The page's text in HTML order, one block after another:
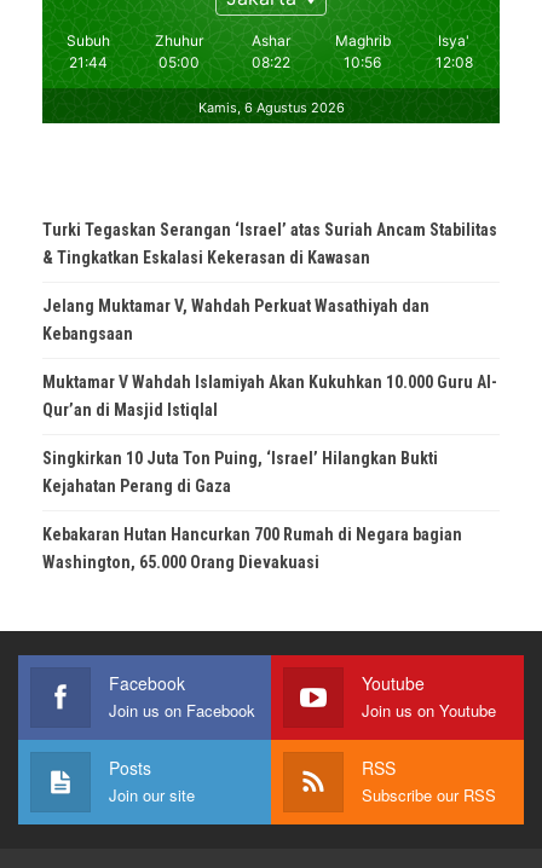
Turki Tegaskan Serangan ‘Israel’ atas Suriah Ancam Stabilitas
& Tingkatkan Eskalasi Kekerasan di Kawasan
Jelang Muktamar V, Wahdah Perkuat Wasathiyah dan
Kebangsaan
Muktamar V Wahdah Islamiyah Akan Kukuhkan 10.000 Guru Al-
Qur’an di Masjid Istiqlal
Singkirkan 10 Juta Ton Puing, ‘Israel’ Hilangkan Bukti
Kejahatan Perang di Gaza
Kebakaran Hutan Hancurkan 700 Rumah di Negara bagian
Washington, 65.000 Orang Dievakuasi
Facebook
Join us on Facebook
Youtube
Join us on Youtube
Posts
Join our site
RSS
Subscribe our RSS